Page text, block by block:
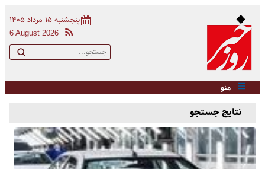
پنجشنبه ۱۵ مرداد ۱۴۰۵
6 August 2026
منو
نتایج جستجو